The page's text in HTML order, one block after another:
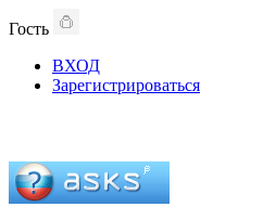
Гость
ВХОД
Зарегистрироваться